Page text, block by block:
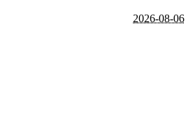
2026-08-06